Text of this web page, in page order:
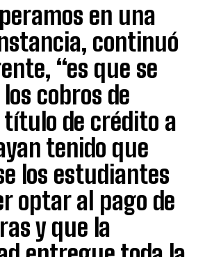
en una
continuó
“es que se
cobros de
de crédito a
tenido que
los estudiantes
optar al pago de
y que la